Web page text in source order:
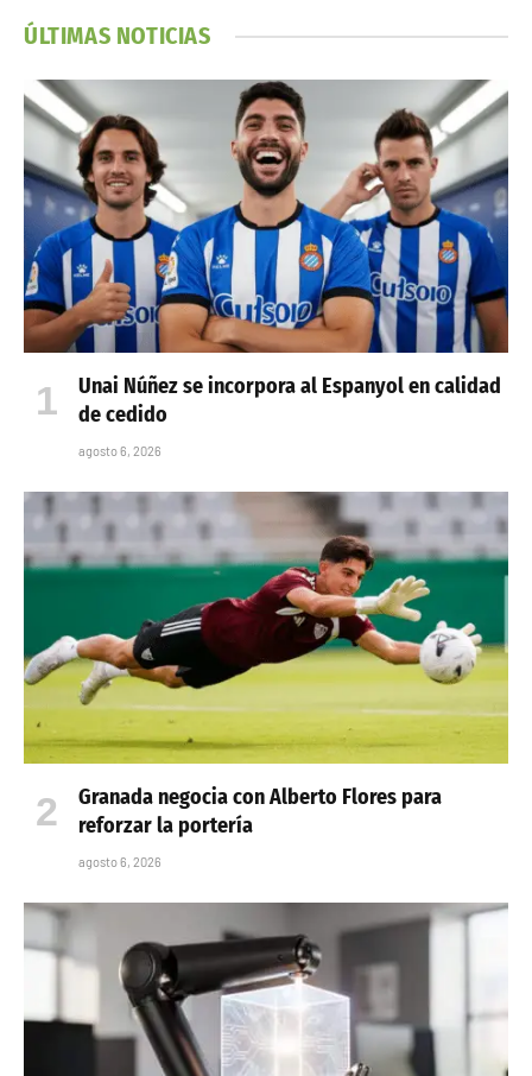
ÚLTIMAS NOTICIAS
Unai Núñez se incorpora al Espanyol en calidad
de cedido
agosto 6, 2026
Granada negocia con Alberto Flores para
reforzar la portería
agosto 6, 2026